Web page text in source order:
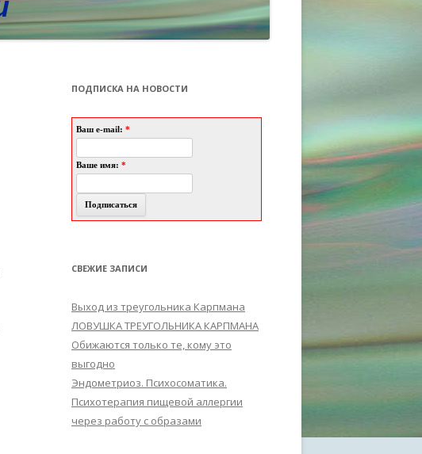
ПОДПИСКА НА НОВОСТИ
Ваш e-mail: *
Ваше имя: *
СВЕЖИЕ ЗАПИСИ
Выход из треугольника Карпмана
ЛОВУШКА ТРЕУГОЛЬНИКА КАРПМАНА
Обижаются только те, кому это
выгодно
Эндометриоз. Психосоматика.
Психотерапия пищевой аллергии
через работу с образами